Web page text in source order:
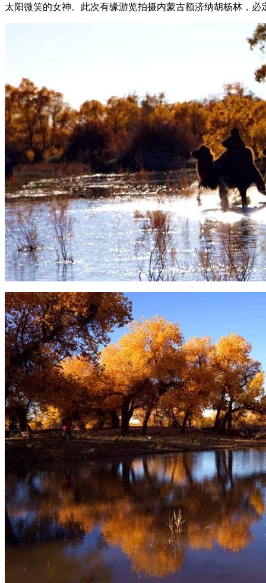
太阳微笑的女神。此次有缘游览拍摄内蒙古额济纳胡杨林，